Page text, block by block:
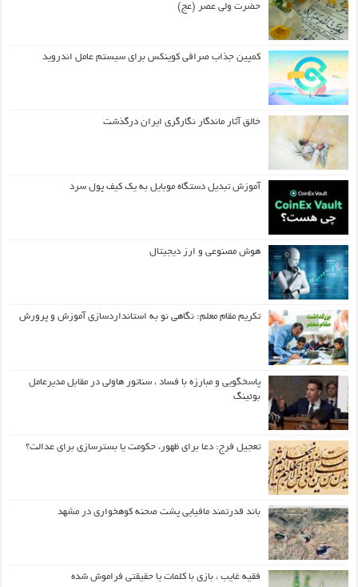
حضرت ولی عصر (عج)
کمپین جذاب صرافی کوینکس برای سیستم عامل اندروید
خالق آثار ماندگار نگارگری ایران درگذشت
آموزش تبدیل دستگاه موبایل به یک کیف‌ پول سرد
هوش مصنوعی و ارز دیجیتال
تکریم مقام معلم: نگاهی نو به استانداردسازی آموزش و پرورش
پاسخگویی و مبارزه با فساد ، سناتور هاولی در مقابل مدیرعامل
بوئینگ
تعجیل فرج: دعا برای ظهور، حکومت یا بسترسازی برای عدالت؟
باند قدرتمند مافیایی پشت صحنه کوهخواری در مشهد
فقیه غایب ، بازی با کلمات یا حقیقتی فراموش شده